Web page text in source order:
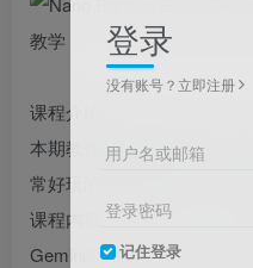
课程介绍
本期教你如何使用Nano
常好玩的序列帧动画，以及
课程内容：
Gemini3序列帧动画及应用制
登录
没有账号？立即注册
用户名或邮箱
登录密码
记住登录